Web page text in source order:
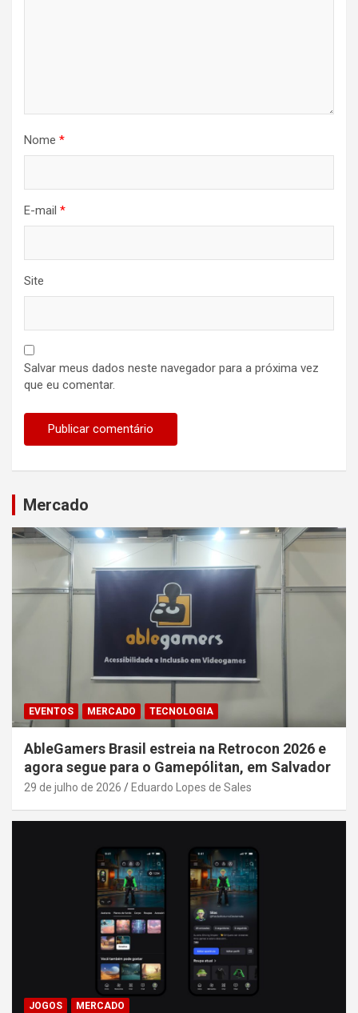
Nome *
E-mail *
Site
Salvar meus dados neste navegador para a próxima vez
que eu comentar.
Mercado
EVENTOS MERCADO TECNOLOGIA
AbleGamers Brasil estreia na Retrocon 2026 e
agora segue para o Gamepólitan, em Salvador
29 de julho de 2026 Eduardo Lopes de Sales
JOGOS MERCADO